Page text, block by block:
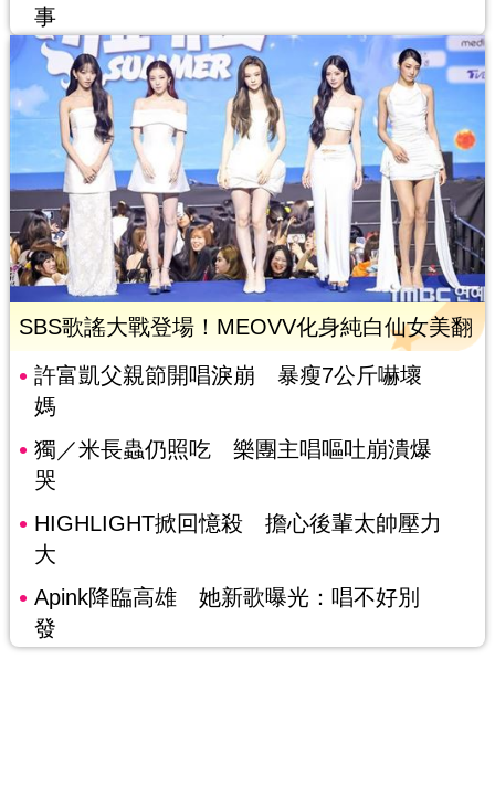
事
SBS歌謠大戰登場！MEOVV化身純白仙女美翻
許富凱父親節開唱淚崩 暴瘦7公斤嚇壞
媽
獨／米長蟲仍照吃 樂團主唱嘔吐崩潰爆
哭
HIGHLIGHT掀回憶殺 擔心後輩太帥壓力
大
Apink降臨高雄 她新歌曝光：唱不好別
發